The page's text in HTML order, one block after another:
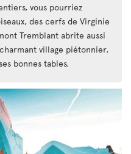
vous pourriez
des cerfs de Virginie
Tremblant abrite aussi
village piétonnier,
bonnes tables.